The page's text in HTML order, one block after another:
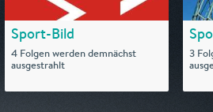
Sport-Bild
4 Folgen werden demnächst
ausgestrahlt
3